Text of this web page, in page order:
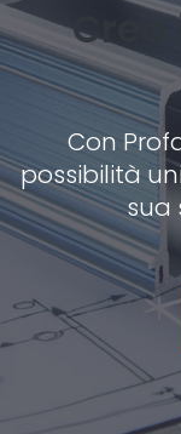
Crea
Con
possibilità
sua